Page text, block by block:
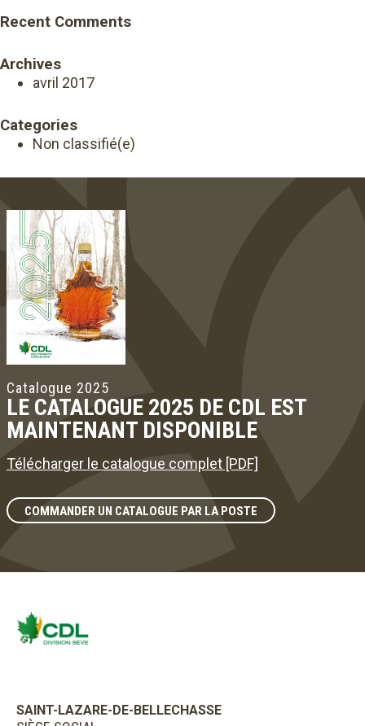
Recent Comments
Archives
avril 2017
Categories
Non classifié(e)
Catalogue 2025
LE CATALOGUE 2025 DE CDL EST
MAINTENANT DISPONIBLE
Télécharger le catalogue complet [PDF]
COMMANDER UN CATALOGUE PAR LA POSTE
SAINT-LAZARE-DE-BELLECHASSE